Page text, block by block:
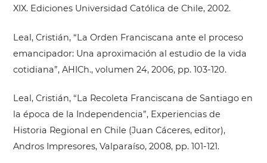
XIX. Ediciones Universidad Católica de Chile, 2002.
Leal, Cristián, “La Orden Franciscana ante el proceso
emancipador: Una aproximación al estudio de la vida
cotidiana”, AHICh., volumen 24, 2006, pp. 103-120.
Leal, Cristián, “La Recoleta Franciscana de Santiago en
la época de la Independencia”, Experiencias de
Historia Regional en Chile (Juan Cáceres, editor),
Andros Impresores, Valparaíso, 2008, pp. 101-121.